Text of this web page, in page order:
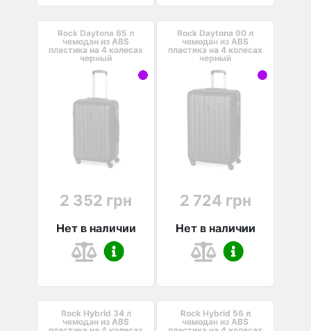
Rock Daytona 65 л
чемодан из ABS
пластика на 4 колесах
черный
2 352 грн
Нет в наличии
Rock Daytona 90 л
чемодан из ABS
пластика на 4 колесах
черный
2 724 грн
Нет в наличии
Rock Hybrid 34 л
чемодан из ABS
Rock Hybrid 56 л
чемодан из ABS